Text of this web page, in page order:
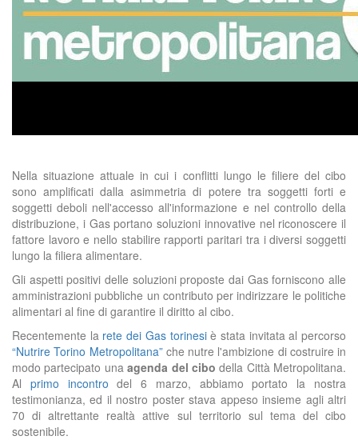
Nella situazione attuale in cui i conflitti lungo le filiere del cibo
sono amplificati dalla asimmetria di potere tra soggetti forti e
soggetti deboli nell'accesso all'informazione e nel controllo della
distribuzione, i Gas portano soluzioni innovative nel riconoscere il
fattore lavoro e nello stabilire rapporti paritari tra i diversi soggetti
lungo la filiera alimentare.
Gli aspetti positivi delle soluzioni proposte dai Gas forniscono alle
amministrazioni pubbliche un contributo per indirizzare le politiche
alimentari al fine di garantire il diritto al cibo.
Recentemente la rete dei Gas torinesiè stata invitata al percorso
“Nutrire Torino Metropolitana”che nutre l'ambizione di costruire in
modo partecipato unaagenda del cibo della Città Metropolitana.
Al primo incontro del 6 marzo, abbiamo portato la nostra
testimonianza, ed il nostro poster stava appeso insieme agli altri
70 di altrettante realtà attive sul territorio sul tema del cibo
sostenibile.